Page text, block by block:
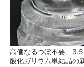
高価なるつぼ不要、
酸化ガリウム単結晶の